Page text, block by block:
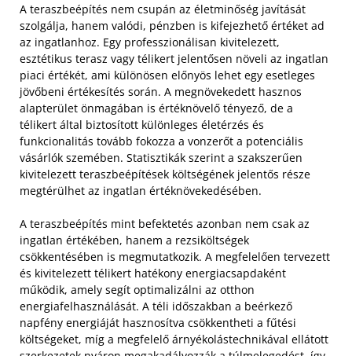
A teraszbeépítés nem csupán az életminőség javítását
szolgálja, hanem valódi, pénzben is kifejezhető értéket ad
az ingatlanhoz. Egy professzionálisan kivitelezett,
esztétikus terasz vagy télikert jelentősen növeli az ingatlan
piaci értékét, ami különösen előnyös lehet egy esetleges
jövőbeni értékesítés során. A megnövekedett hasznos
alapterület önmagában is értéknövelő tényező, de a
télikert által biztosított különleges életérzés és
funkcionalitás tovább fokozza a vonzerőt a potenciális
vásárlók szemében. Statisztikák szerint a szakszerűen
kivitelezett teraszbeépítések költségének jelentős része
megtérülhet az ingatlan értéknövekedésében.
A teraszbeépítés mint befektetés azonban nem csak az
ingatlan értékében, hanem a rezsiköltségek
csökkentésében is megmutatkozik. A megfelelően tervezett
és kivitelezett télikert hatékony energiacsapdaként
működik, amely segít optimalizálni az otthon
energiafelhasználását. A téli időszakban a beérkező
napfény energiáját hasznosítva csökkentheti a fűtési
költségeket, míg a megfelelő árnyékolástechnikával ellátott